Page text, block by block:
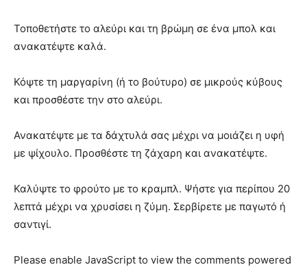
Τοποθετήστε το αλεύρι και τη βρώμη σε ένα μπολ και
ανακατέψτε καλά.
Κόψτε τη μαργαρίνη (ή το βούτυρο) σε μικρούς κύβους
και προσθέστε την στο αλεύρι.
Ανακατέψτε με τα δάχτυλά σας μέχρι να μοιάζει η υφή
με ψίχουλο. Προσθέστε τη ζάχαρη και ανακατέψτε.
Καλύψτε το φρούτο με το κραμπλ. Ψήστε για περίπου 20
λεπτά μέχρι να χρυσίσει η ζύμη. Σερβίρετε με παγωτό ή
σαντιγί.
Please enable JavaScript to view the comments powered